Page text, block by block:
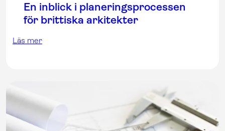
En inblick i planeringsprocessen
för brittiska arkitekter
Läs mer